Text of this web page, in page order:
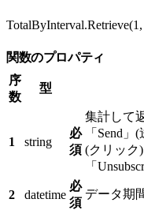
関数のプロパティ
序
数
型
1 string
必
須
集計して
「Send
(クリック
「
2 datetime
必
須
データ期